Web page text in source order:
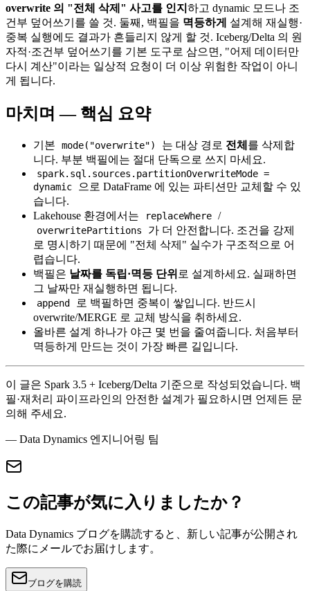
overwrite 의 "전체 삭제" 사고를 인지 하고 dynamic 모드나 조
건부 덮어쓰기를 쓸 것. 둘째, 백필을 멱등하게
설계해 재실행·
중복 실행에도 결과가 흔들리지 않게 할 것. Iceberg/Delta 의 원
자적·조건부 덮어쓰기를 기본 도구로 삼으면, "어제 데이터만
다시 계산"이라는 일상적 요청이 더 이상 위험한 작업이 아니
게 됩니다.
마치며 — 핵심 요약
기본 mode("overwrite") 는 대상 경로 전체 를 삭제합
니다. 부분 백필에는 절대 단독으로 쓰지 마세요.
spark.sql.sources.partitionOverwriteMode =
dynamic
으로 DataFrame 에 있는 파티션만 교체할 수 있
습니다.
Lakehouse 환경에서는
replaceWhere /
overwritePartitions
가 더 안전합니다. 조건을 강제
로 명시하기 때문에 "전체 삭제" 실수가 구조적으로 어
렵습니다.
백필은 날짜를 독립·멱등 단위 로 설계하세요. 실패하면
그 날짜만 재실행하면 됩니다.
append
로 백필하면 중복이 쌓입니다. 반드시
overwrite/MERGE 로 교체 방식을 취하세요.
올바른 설계 하나가 야근 몇 번을 줄여줍니다. 처음부터
멱등하게 만드는 것이 가장 빠른 길입니다.
이 글은 Spark 3.5 + Iceberg/Delta 기준으로 작성되었습니다. 백
필·재처리 파이프라인의 안전한 설계가 필요하시면 언제든 문
의해 주세요.
— Data Dynamics 엔지니어링 팀
この記事が気に入りましたか？
Data Dynamics ブログを購読すると、新しい記事が公開され
た際にメールでお届けします。
ブログを購読